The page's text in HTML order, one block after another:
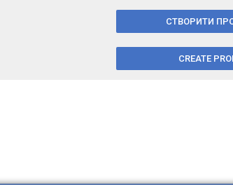
СТВОРИТИ
CREATE